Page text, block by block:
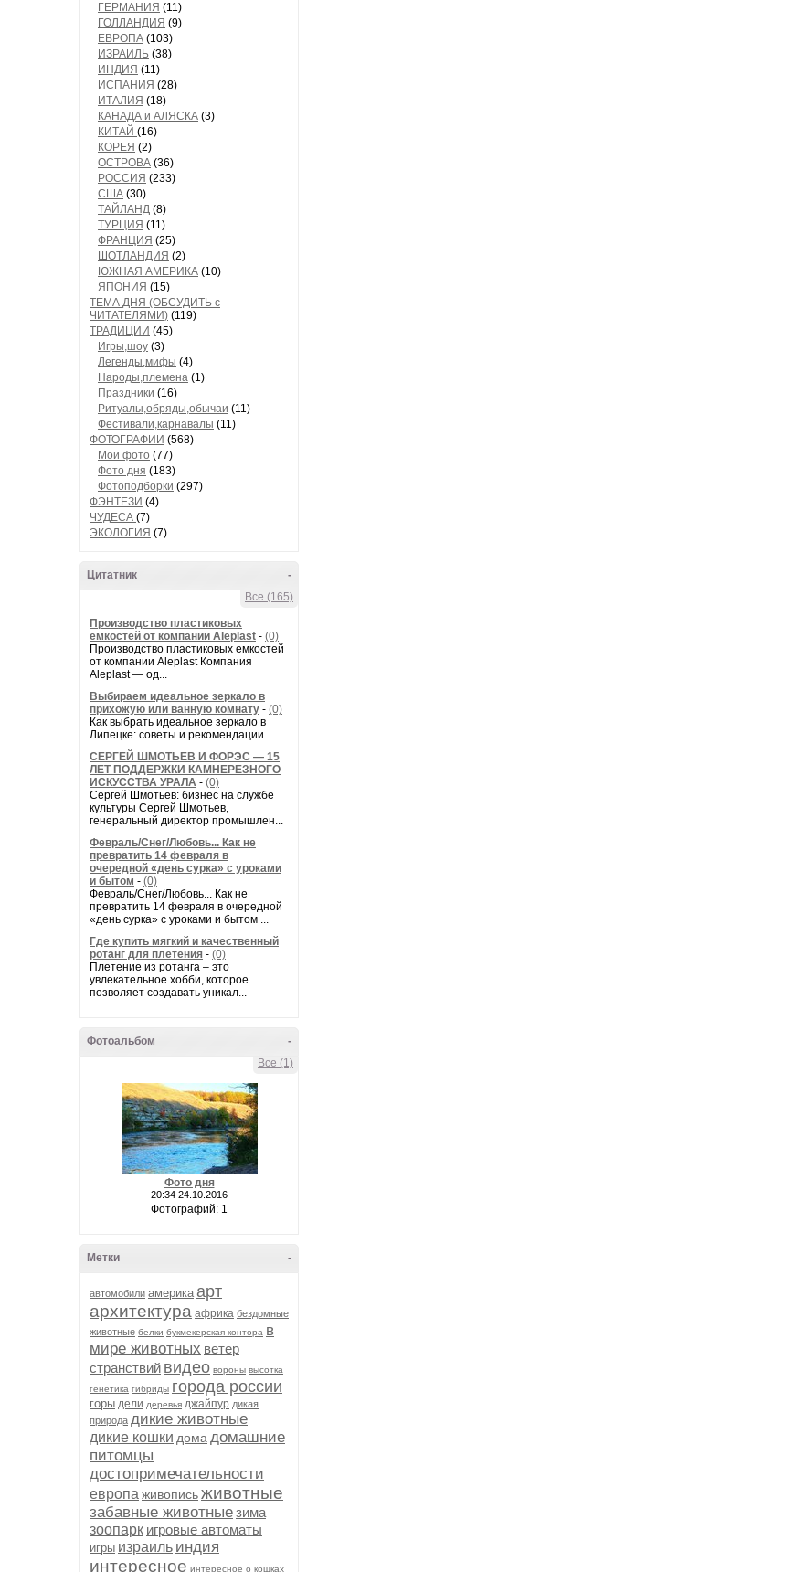
ГЕРМАНИЯ (11)
ГОЛЛАНДИЯ (9)
ЕВРОПА (103)
ИЗРАИЛЬ (38)
ИНДИЯ (11)
ИСПАНИЯ (28)
ИТАЛИЯ (18)
КАНАДА и АЛЯСКА (3)
КИТАЙ (16)
КОРЕЯ (2)
ОСТРОВА (36)
РОССИЯ (233)
США (30)
ТАЙЛАНД (8)
ТУРЦИЯ (11)
ФРАНЦИЯ (25)
ШОТЛАНДИЯ (2)
ЮЖНАЯ АМЕРИКА (10)
ЯПОНИЯ (15)
ТЕМА ДНЯ (ОБСУДИТЬ с
ЧИТАТЕЛЯМИ) (119)
ТРАДИЦИИ (45)
Игры,шоу (3)
Легенды,мифы (4)
Народы,племена (1)
Праздники (16)
Ритуалы,обряды,обычаи (11)
Фестивали,карнавалы (11)
ФОТОГРАФИИ (568)
Мои фото (77)
Фото дня (183)
Фотоподборки (297)
ФЭНТЕЗИ (4)
ЧУДЕСА (7)
ЭКОЛОГИЯ (7)
-
Цитатник
Все (165)
Производство пластиковых
емкостей от компании Aleplast - (0)
Производство пластиковых емкостей
от компании Aleplast Компания
Aleplast — од...
Выбираем идеальное зеркало в
прихожую или ванную комнату - (0)
Как выбрать идеальное зеркало в
Липецке: советы и рекомендации ...
СЕРГЕЙ ШМОТЬЕВ И ФОРЭС — 15
ЛЕТ ПОДДЕРЖКИ КАМНЕРЕЗНОГО
ИСКУССТВА УРАЛА - (0)
Сергей Шмотьев: бизнес на службе
культуры Сергей Шмотьев,
генеральный директор промышлен...
Февраль/Снег/Любовь... Как не
превратить 14 февраля в
очередной «день сурка» с уроками
и бытом - (0)
Февраль/Снег/Любовь... Как не
превратить 14 февраля в очередной
«день сурка» с уроками и бытом ...
Где купить мягкий и качественный
ротанг для плетения - (0)
Плетение из ротанга – это
увлекательное хобби, которое
позволяет создавать уникал...
-
Фотоальбом
Все (1)
Фото дня
20:34 24.10.2016
Фотографий: 1
-
Метки
автомобили америка арт
архитектура африка бездомные
животные белки букмекерская контора в
мире животных ветер
странствий видео вороны высотка
генетика гибриды города россии
горы дели деревья джайпур дикая
природа дикие животные
дикие кошки дома домашние
питомцы
достопримечательности
европа живописьживотные
забавные животныезима
зоопарк игровые автоматы
игры израиль индия
интересное интересное о кошках